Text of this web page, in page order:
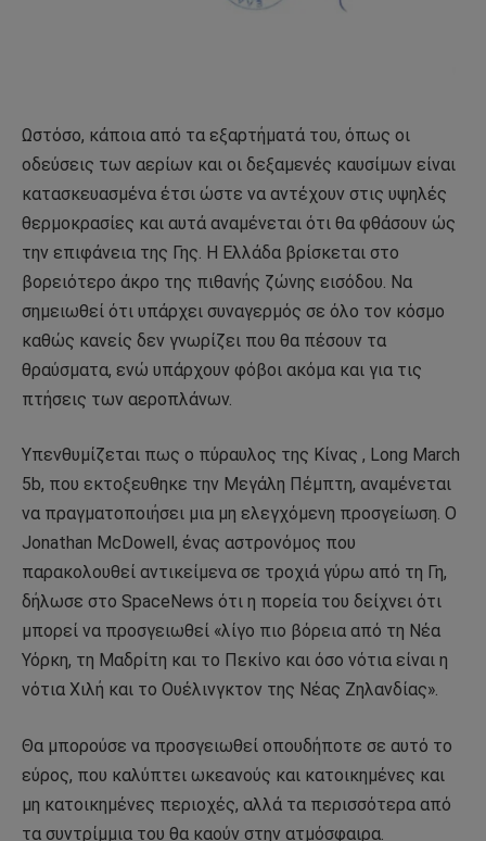
Ωστόσο, κάποια από τα εξαρτήματά του, όπως οι
οδεύσεις των αερίων και οι δεξαμενές καυσίμων είναι
κατασκευασμένα έτσι ώστε να αντέχουν στις υψηλές
θερμοκρασίες και αυτά αναμένεται ότι θα φθάσουν ώς
την επιφάνεια της Γης. Η Ελλάδα βρίσκεται στο
βορειότερο άκρο της πιθανής ζώνης εισόδου. Να
σημειωθεί ότι υπάρχει συναγερμός σε όλο τον κόσμο
καθώς κανείς δεν γνωρίζει που θα πέσουν τα
θραύσματα, ενώ υπάρχουν φόβοι ακόμα και για τις
πτήσεις των αεροπλάνων.
Υπενθυμίζεται πως ο πύραυλος της Κίνας , Long March
5b, που εκτοξευθηκε την Μεγάλη Πέμπτη, αναμένεται
να πραγματοποιήσει μια μη ελεγχόμενη προσγείωση. Ο
Jonathan McDowell, ένας αστρονόμος που
παρακολουθεί αντικείμενα σε τροχιά γύρω από τη Γη,
δήλωσε στο SpaceNews ότι η πορεία του δείχνει ότι
μπορεί να προσγειωθεί «λίγο πιο βόρεια από τη Νέα
Υόρκη, τη Μαδρίτη και το Πεκίνο και όσο νότια είναι η
νότια Χιλή και το Ουέλινγκτον της Νέας Ζηλανδίας».
Θα μπορούσε να προσγειωθεί οπουδήποτε σε αυτό το
εύρος, που καλύπτει ωκεανούς και κατοικημένες και
μη κατοικημένες περιοχές, αλλά τα περισσότερα από
τα συντρίμμια του θα καούν στην ατμόσφαιρα.